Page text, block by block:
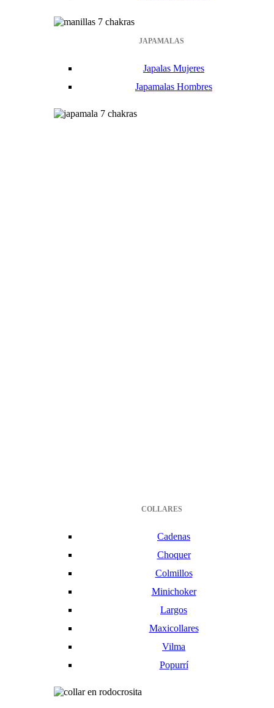
JAPAMALAS
Japalas Mujeres
Japamalas Hombres
COLLARES
Cadenas
Choquer
Colmillos
Minichoker
Largos
Maxicollares
Vilma
Popurrí